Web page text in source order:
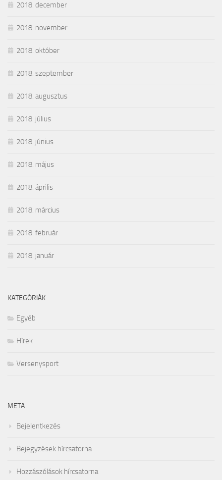
2018. december
2018. november
2018. október
2018. szeptember
2018. augusztus
2018. július
2018. június
2018. május
2018. április
2018. március
2018. február
2018. január
KATEGÓRIÁK
Egyéb
Hírek
Versenysport
META
Bejelentkezés
Bejegyzések hírcsatorna
Hozzászólások hírcsatorna